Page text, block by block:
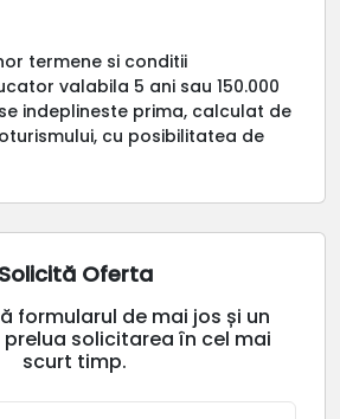
termene si conditii
valabila 5 ani sau 150.000
indeplineste prima, calculat de
cu posibilitatea de
Solicită Oferta
formularul de mai jos și un
solicitarea în cel mai
scurt timp.